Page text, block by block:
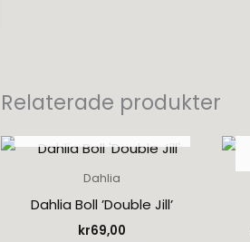
Relaterade produkter
Dahlia
Dahlia Boll ’Double Jill’
kr69,00